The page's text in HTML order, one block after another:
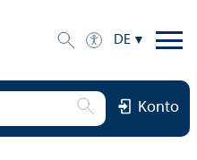
DE
Konto